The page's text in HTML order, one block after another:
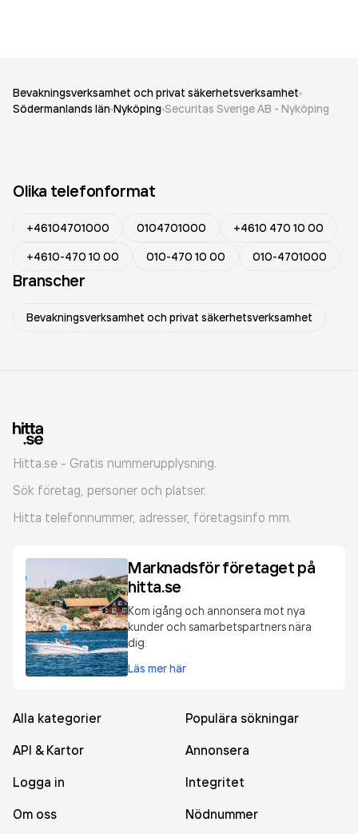
Bevakningsverksamhet och privat säkerhetsverksamhet
Södermanlands län Nyköping Securitas Sverige AB - Nyköping
Olika telefonformat
+46104701000 0104701000
+4610 470 10 00
+4610-470 10 00
010-470 10 00 010-4701000
Branscher
Bevakningsverksamhet och privat säkerhetsverksamhet
Hitta.se - Gratis nummerupplysning.
Sök företag, personer och platser.
Hitta telefonnummer, adresser, företagsinfo mm.
Marknadsför företaget på
hitta.se
Kom igång och annonsera mot nya
kunder och samarbetspartners nära
dig.
Läs mer här
Alla kategorier
Populära sökningar
API & Kartor
Annonsera
Logga in
Integritet
Om oss
Nödnummer